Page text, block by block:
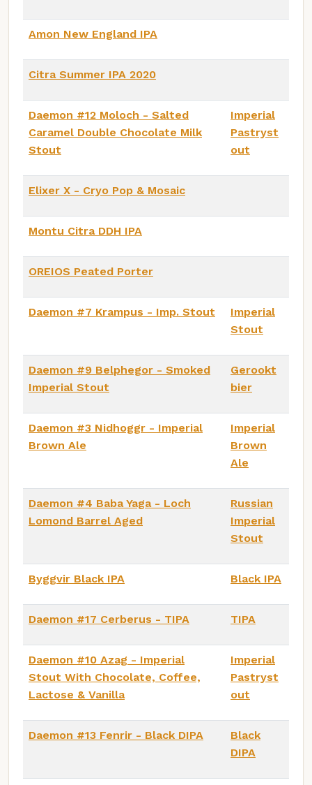
Amon New England IPA
Citra Summer IPA 2020
Daemon #12 Moloch - Salted
Caramel Double Chocolate Milk
Stout
Imperial
Pastryst
out
Elixer X - Cryo Pop & Mosaic
Montu Citra DDH IPA
OREIOS Peated Porter
Daemon #7 Krampus - Imp. Stout
Imperial
Stout
Daemon #9 Belphegor - Smoked
Imperial Stout
Gerookt
bier
Daemon #3 Nidhoggr - Imperial
Brown Ale
Imperial
Brown
Ale
Daemon #4 Baba Yaga - Loch
Lomond Barrel Aged
Russian
Imperial
Stout
Byggvir Black IPA Black IPA
Daemon #17 Cerberus - TIPA TIPA
Daemon #10 Azag - Imperial
Stout With Chocolate, Coffee,
Lactose & Vanilla
Imperial
Pastryst
out
Daemon #13 Fenrir - Black DIPA
Black
DIPA